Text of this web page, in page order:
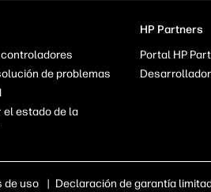
de problemas
el estado de la
HP Partners
Portal HP
de uso | Declaración de garantía